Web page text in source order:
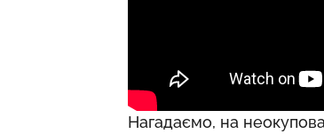
Нагадаємо, на